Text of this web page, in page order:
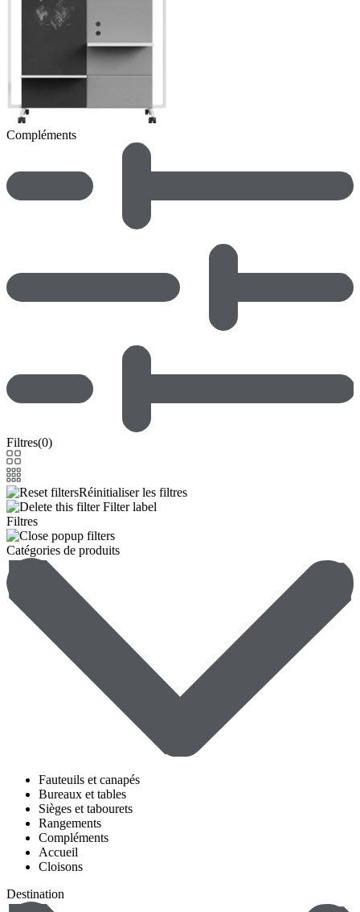
Compléments
Filtres(0)
Réinitialiser les filtres
Filter label
Filtres
Catégories de produits
Fauteuils et canapés
Bureaux et tables
Sièges et tabourets
Rangements
Compléments
Accueil
Cloisons
Destination